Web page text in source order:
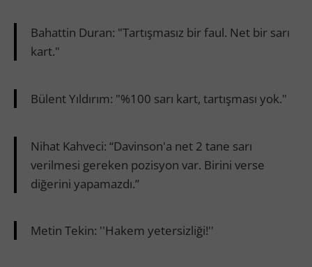
Bahattin Duran: "Tartışmasız bir faul. Net bir sarı
kart."
Bülent Yıldırım: "%100 sarı kart, tartışması yok."
Nihat Kahveci: “Davinson'a net 2 tane sarı
verilmesi gereken pozisyon var. Birini verse
diğerini yapamazdı.”
Metin Tekin: ''Hakem yetersizliği!''